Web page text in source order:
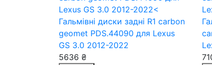
Гальмівні диски задні R1 carbon
geomet PDS.44090 для Lexus
GS 3.0 2012-2022
5636 ₴